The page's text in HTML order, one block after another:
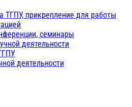
ТГПУ, прикрепление для работы
семинары
деятельности
деятельности